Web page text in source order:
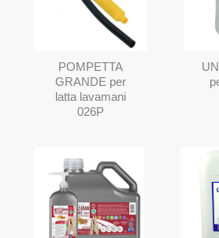
POMPETTA
GRANDE per
latta lavamani
026P